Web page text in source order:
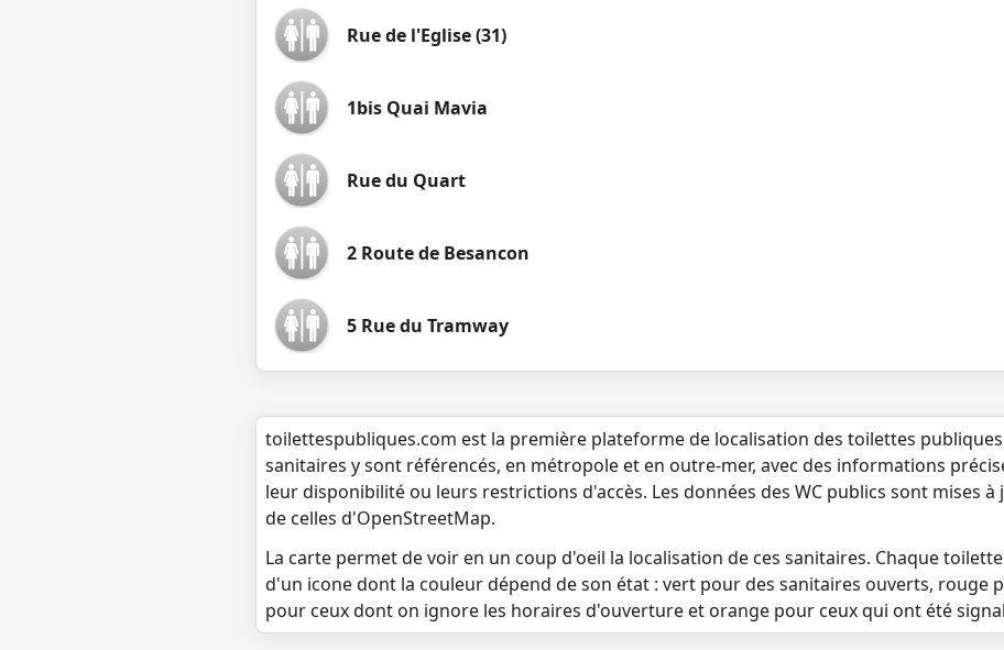
Rue de l'Eglise (31)
1bis Quai Mavia
Rue du Quart
2 Route de Besancon
5 Rue du Tramway
toilettespubliques.com est la première plateforme de localisation des toilettes publiques
sanitaires y sont référencés, en métropole et en outre-mer, avec des informations
leur disponibilité ou leurs restrictions d'accès. Les données des WC publics sont mises
de celles d'OpenStreetMap.
La carte permet de voir en un coup d'oeil la localisation de ces sanitaires. Chaque
d'un icone dont la couleur dépend de son état : vert pour des sanitaires ouverts, rouge
pour ceux dont on ignore les horaires d'ouverture et orange pour ceux qui ont été